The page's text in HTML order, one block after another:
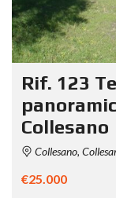
Rif. 123
Collesano
Collesano,
€25.000